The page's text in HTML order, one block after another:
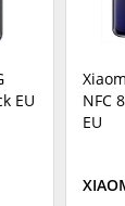
EU
NFC
EU